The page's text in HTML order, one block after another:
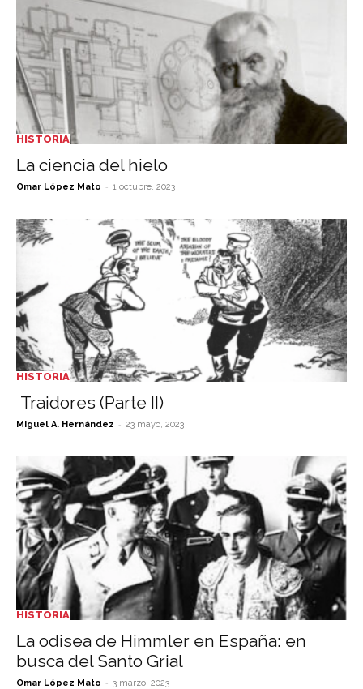
HISTORIA
La ciencia del hielo
Omar López Mato - 1 octubre, 2023
HISTORIA
Traidores (Parte II)
Miguel A. Hernández - 23 mayo, 2023
HISTORIA
La odisea de Himmler en España: en
busca del Santo Grial
Omar López Mato - 3 marzo, 2023